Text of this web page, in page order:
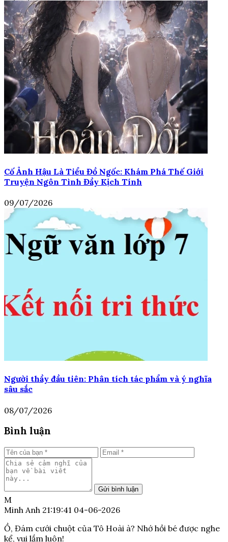
Cố Ảnh Hậu Là Tiểu Đồ Ngốc: Khám Phá Thế Giới
Truyện Ngôn Tình Đầy Kịch Tính
09/07/2026
Người thầy đầu tiên: Phân tích tác phẩm và ý nghĩa
sâu sắc
08/07/2026
Bình luận
Gửi bình luận
M
Minh Anh 21:19:41 04-06-2026
Ồ, Đám cưới chuột của Tô Hoài à? Nhớ hồi bé được nghe
kể, vui lắm luôn!